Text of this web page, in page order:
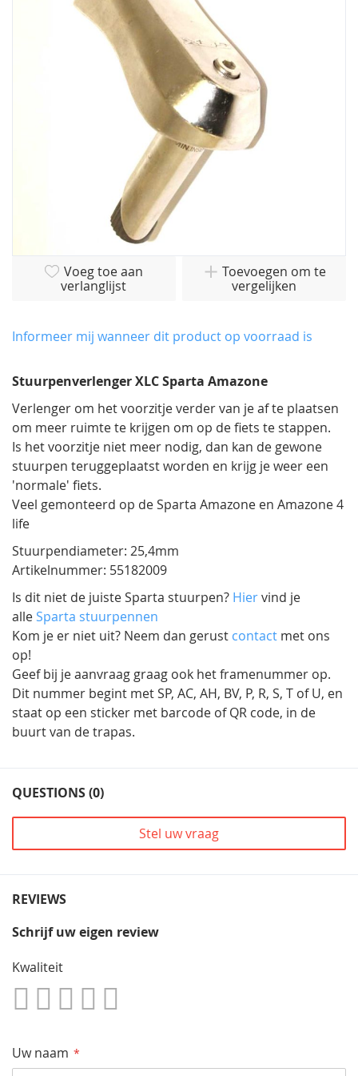
van
gallerij
Voeg toe aan
verlanglijst
Toevoegen om te
vergelijken
Informeer mij wanneer dit product op voorraad is
Stuurpenverlenger XLC Sparta Amazone
Verlenger om het voorzitje verder van je af te plaatsen
om meer ruimte te krijgen om op de fiets te stappen.
Is het voorzitje niet meer nodig, dan kan de gewone
stuurpen teruggeplaatst worden en krijg je weer een
'normale' fiets.
Veel gemonteerd op de Sparta Amazone en Amazone 4
life
Stuurpendiameter: 25,4mm
Artikelnummer: 55182009
Is dit niet de juiste Sparta stuurpen? Hiervind je
alleSparta stuurpennen
Kom je er niet uit? Neem dan gerust contact met ons
op!
Geef bij je aanvraag graag ook het framenummer op.
Dit nummer begint met SP, AC, AH, BV, P, R, S, T of U, en
staat op een sticker met barcode of QR code, in de
buurt van de trapas.
QUESTIONS (0)
Stel uw vraag
REVIEWS
Schrijf uw eigen review
Kwaliteit
1
Star
2
Sterren
3
Sterren
4
Sterren
Uw naam